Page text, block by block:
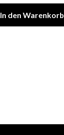
In den Warenkorb